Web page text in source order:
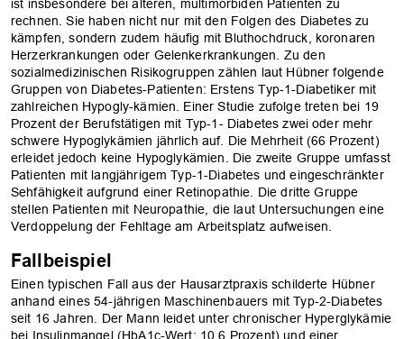
ist insbesondere bei älteren, multimorbiden Patienten zu
rechnen. Sie haben nicht nur mit den Folgen des Diabetes zu
kämpfen, sondern zudem häufig mit Bluthochdruck, koronaren
Herzerkrankungen oder Gelenkerkrankungen. Zu den
sozialmedizinischen Risikogruppen zählen laut Hübner folgende
Gruppen von Diabetes-Patienten: Erstens Typ-1-Diabetiker mit
zahlreichen Hypogly-kämien. Einer Studie zufolge treten bei 19
Prozent der Berufstätigen mit Typ-1- Diabetes zwei oder mehr
schwere Hypoglykämien jährlich auf. Die Mehrheit (66 Prozent)
erleidet jedoch keine Hypoglykämien. Die zweite Gruppe umfasst
Patienten mit langjährigem Typ-1-Diabetes und eingeschränkter
Sehfähigkeit aufgrund einer Retinopathie. Die dritte Gruppe
stellen Patienten mit Neuropathie, die laut Untersuchungen eine
Verdoppelung der Fehltage am Arbeitsplatz aufweisen.
Fallbeispiel
Einen typischen Fall aus der Hausarztpraxis schilderte Hübner
anhand eines 54-jährigen Maschinenbauers mit Typ-2-Diabetes
seit 16 Jahren. Der Mann leidet unter chronischer Hyperglykämie
bei Insulinmangel (HbA1c-Wert: 10,6 Prozent) und einer